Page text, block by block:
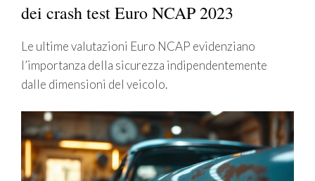
dei crash test Euro NCAP 2023
Le ultime valutazioni Euro NCAP evidenziano
l’importanza della sicurezza indipendentemente
dalle dimensioni del veicolo.